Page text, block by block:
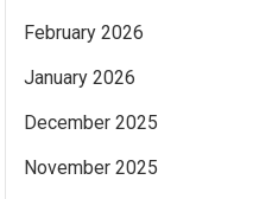
February 2026
January 2026
December 2025
November 2025